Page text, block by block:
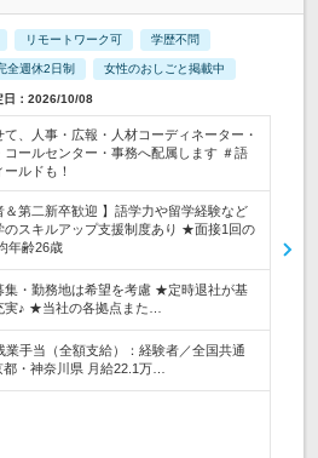
リモートワーク可 学歴不問
全週休2日制 女性のおしごと掲載中
：2026/10/08
、人事・広報・人材コーディネーター・
コールセンター・事務へ配属します ＃語
ルドも！
＆第二新卒歓迎 】語学力や留学経験など
のスキルアップ支援制度あり ★面接1回の
年齢26歳
・勤務地は希望を考慮 ★定時退社が基
実♪ ★当社の各拠点また…
業手当（全額支給）：経験者／全国共通
都・神奈川県 月給22.1万…